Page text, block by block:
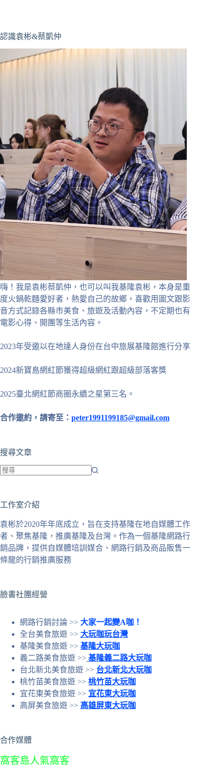
認識袁彬&蔡凱仲
嗨！我是袁彬蔡凱仲，也可以叫我基隆袁彬，本身是重
度火鍋乾麵愛好者，熱愛自己的故鄉，喜歡用圖文跟影
音方式記錄各縣市美食、旅遊及活動內容，不定期也有
電影心得、開團等生活內容。
2023年受邀以在地達人身份在台中旅展基隆館進行分享
2024新寶島網紅節獲得超級網紅跟超級部落客獎
2025臺北網紅節商圈永續之星第三名。
合作邀約，請寄至： peter1991199185@gmail.com
搜尋文章
到
合
條
件
的
果
工作室介紹
袁彬於2020年年底成立，旨在支持基隆在地自媒體工作
者、聚焦基隆，推廣基隆及台灣。作為一個基隆網路行
銷品牌，提供自媒體培訓媒合、網路行銷及商品販售一
條龍的行銷推廣服務
臉書社團經營
網路行銷討論 >> 大家一起變A咖！
全台美食旅遊 >> 大玩咖玩台灣
基隆美食旅遊 >> 基隆大玩咖
義二路美食旅遊 >> 基隆義二路大玩咖
台北新北美食旅遊 >> 台北新北大玩咖
桃竹苗美食旅遊 >> 桃竹苗大玩咖
宜花東美食旅遊 >> 宜花東大玩咖
高屏美食旅遊 >> 高雄屏東大玩咖
合作媒體
窩客島人氣窩客